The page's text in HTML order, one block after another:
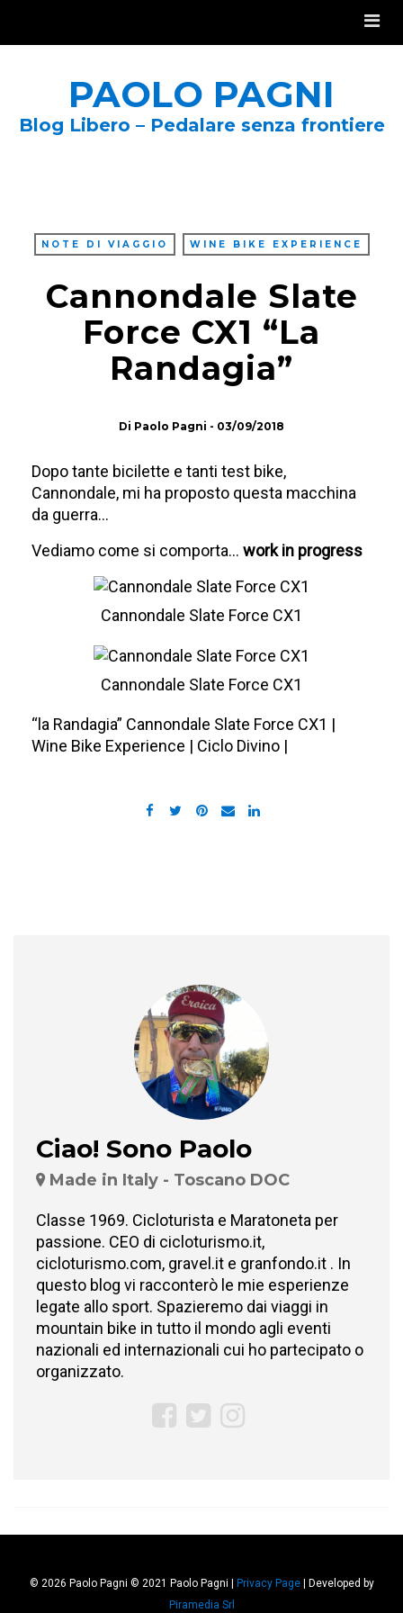
PAOLO PAGNI
Blog Libero – Pedalare senza frontiere
NOTE DI VIAGGIO WINE BIKE EXPERIENCE
Cannondale Slate
Force CX1 “La
Randagia”
Di Paolo Pagni - 03/09/2018
Dopo tante bicilette e tanti test bike,
Cannondale, mi ha proposto questa macchina
da guerra…
Vediamo come si comporta… work in progress
Cannondale Slate Force CX1
Cannondale Slate Force CX1
“la Randagia” Cannondale Slate Force CX1 |
Wine Bike Experience | Ciclo Divino |
Ciao! Sono Paolo
Made in Italy - Toscano DOC
Classe 1969. Cicloturista e Maratoneta per
passione. CEO di cicloturismo.it,
cicloturismo.com, gravel.it e granfondo.it . In
questo blog vi racconterò le mie esperienze
legate allo sport. Spazieremo dai viaggi in
mountain bike in tutto il mondo agli eventi
nazionali ed internazionali cui ho partecipato o
organizzato.
© 2026 Paolo Pagni © 2021 Paolo Pagni | Privacy Page| Developed by
Piramedia Srl